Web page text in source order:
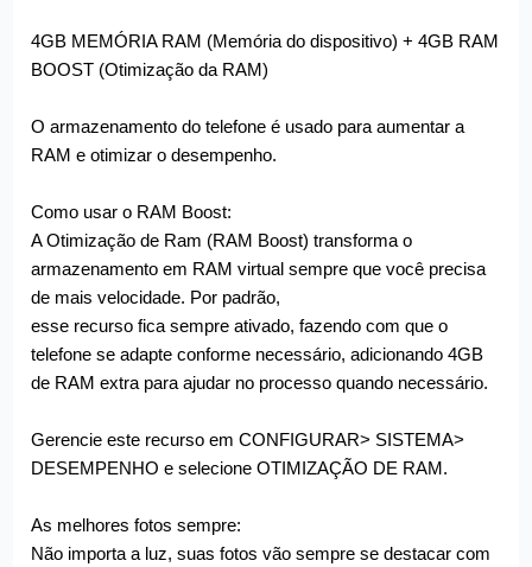
4GB MEMÓRIA RAM (Memória do dispositivo) + 4GB RAM
BOOST (Otimização da RAM)
O armazenamento do telefone é usado para aumentar a
RAM e otimizar o desempenho.
Como usar o RAM Boost:
A Otimização de Ram (RAM Boost) transforma o
armazenamento em RAM virtual sempre que você precisa
de mais velocidade. Por padrão,
esse recurso fica sempre ativado, fazendo com que o
telefone se adapte conforme necessário, adicionando 4GB
de RAM extra para ajudar no processo quando necessário.
Gerencie este recurso em CONFIGURAR> SISTEMA>
DESEMPENHO e selecione OTIMIZAÇÃO DE RAM.
As melhores fotos sempre:
Não importa a luz, suas fotos vão sempre se destacar com